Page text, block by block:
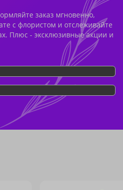
заказ мгновенно,
с флористом и отслеживайте
Плюс - эксклюзивные акции и